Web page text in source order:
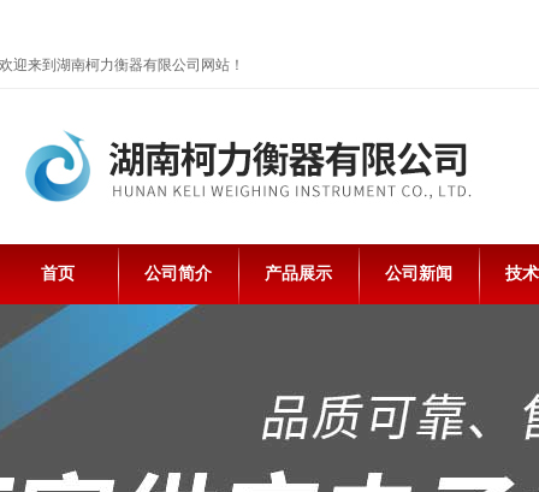
欢迎来到湖南柯力衡器有限公司网站！
首页 公司简介 产品展示 公司新闻 技